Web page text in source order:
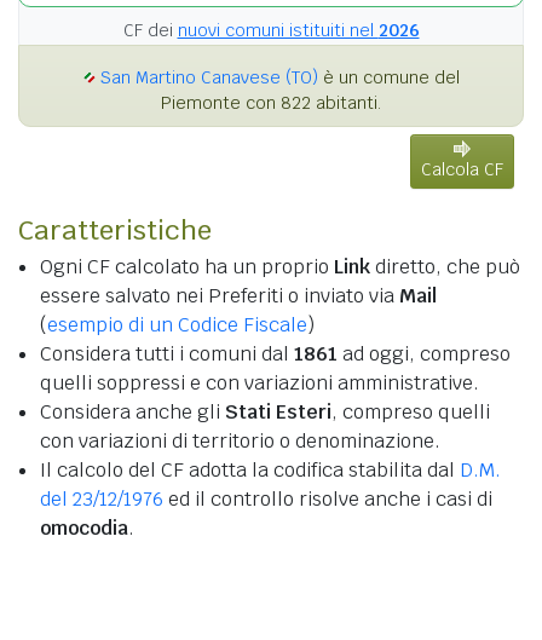
CF dei nuovi comuni istituiti nel 2026
San Martino Canavese (TO) è un comune del
Piemonte con 822 abitanti.
Calcola CF
Caratteristiche
Ogni CF calcolato ha un proprio Linkdiretto, che può
essere salvato nei Preferiti o inviato via Mail
(esempio di un Codice Fiscale)
Considera tutti i comuni dal 1861 ad oggi, compreso
quelli soppressi e con variazioni amministrative.
Considera anche gli Stati Esteri, compreso quelli
con variazioni di territorio o denominazione.
Il calcolo del CF adotta la codifica stabilita dal D.M.
del 23/12/1976 ed il controllo risolve anche i casi di
omocodia.